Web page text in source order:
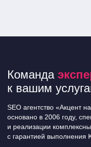
Команда
к вашим
SEO агентство «Акцент
основано в 2006 году,
и реализации
с гарантией выполнения